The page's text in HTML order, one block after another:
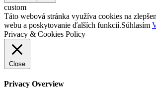
custom
Táto webová stránka využíva cookies na
webu a poskytovanie ďalších funkcií.Súhlasím
Privacy & Cookies Policy
Close
Privacy Overview